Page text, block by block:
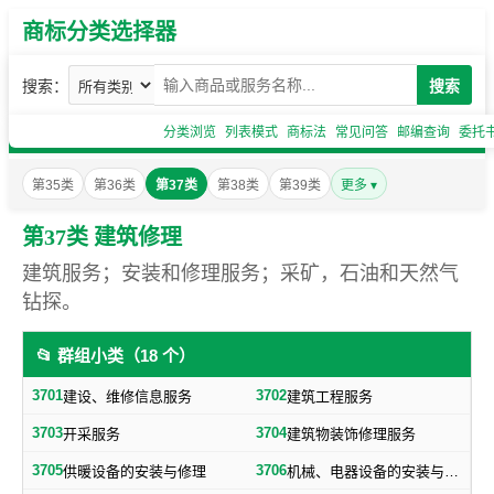
商标分类选择器
搜索： 搜索
分类浏览 列表模式 商标法 常见问答 邮编查询 委托
第35类 第36类 第37类 第38类 第39类 更多 ▾
第37类 建筑修理
建筑服务；安装和修理服务；采矿，石油和天然气
钻探。
📂 群组小类（18 个）
3701建设、维修信息服务 3702建筑工程服务
3703开采服务 3704建筑物装饰修理服务
3705供暖设备的安装与修理 3706 机械、电器设备的安装与修理